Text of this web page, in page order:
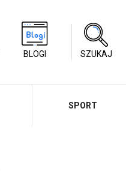
BLOGI SZUKAJ
SPORT